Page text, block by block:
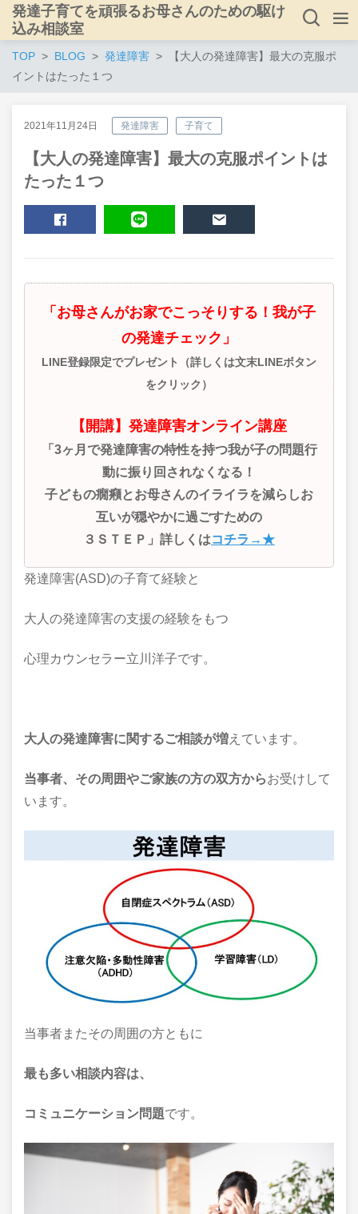
発達子育てを頑張るお母さんのための駆け
込み相談室
TOP BLOG 発達障害
【大人の発達障害】最大の克服ポ
イントはたった１つ
2021年11月24日 発達障害 子育て
【大人の発達障害】最大の克服ポイントは
たった１つ
「お母さんがお家でこっそりする！我が子
の発達チェック」
LINE登録限定でプレゼント（詳しくは文末LINEボタン
をクリック）
【開講】発達障害オンライン講座
「3ヶ月で発達障害の特性を持つ我が子の問題行
動に振り回されなくなる！
子どもの癇癪とお母さんのイライラを減らしお
互いが穏やかに過ごすための
３ＳＴＥＰ」詳しくはコチラ→★
発達障害(ASD)の子育て経験と
大人の発達障害の支援の経験をもつ
心理カウンセラー立川洋子です。
大人の発達障害に関するご相談が増えています。
当事者、その周囲やご家族の方の双方からお受けして
います。
当事者またその周囲の方ともに
最も多い相談内容は、
コミュニケーション問題です。